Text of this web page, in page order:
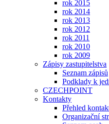
rok 2015
rok 2014
rok 2013
rok 2012
rok 2011
rok 2010
rok 2009
Zápisy zastupitelstva
Seznam zápisů
Podklady k
CZECHPOINT
Kontakty
Přehled
Organizační